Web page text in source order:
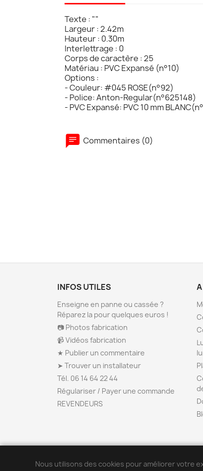
Texte : ""
Largeur : 2.42m
Hauteur : 0.30m
Interlettrage : 0
Corps de caractère : 25
Matériau : PVC Expansé (n°10)
Options :
- Couleur: #045 ROSE(n°92)
- Police: Anton-Regular(n°625148)
- PVC Expansé: PVC 10 mm
Commentaires (0)
INFOS UTILES
Enseigne en panne ou cassée ?
Réparez la pour quelques euros !
📷 Photos fabrication
📹 Vidéos fabrication
★ Publier un commentaire
➤ Trouver un installateur
Tél. 06 14 64 22 44
Régulariser / Payer une commande
REVENDEURS
Nous utilisons des cookies pour améliorer votre